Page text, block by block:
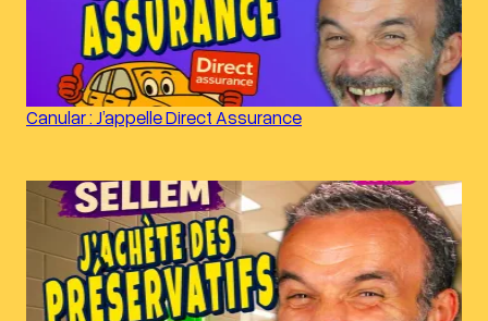
Canular : J’appelle Direct Assurance